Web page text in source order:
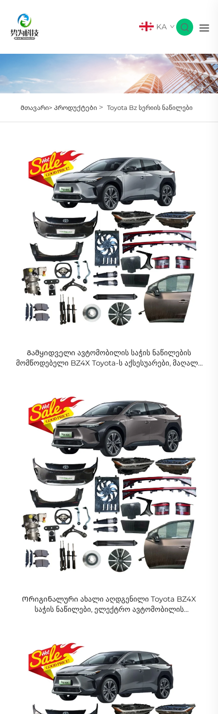
KA
Მთავარი> Პროდუქტები> Toyota Bz სერიის ნაწილები
Გამყიდველი ავტომობილის საჭის ნაწილების
მომწოდებელი BZ4X Toyota-ს აქსესუარები, მაღალი
Ორიგინალური ახალი აღდგენილი Toyota BZ4X
საჭის ნაწილები, ელექტრო ავტომობილის